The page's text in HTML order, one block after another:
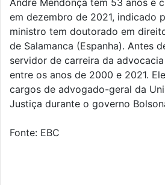
em dezembro de 2021, indicado
ministro tem doutorado em
de Salamanca (Espanha). Antes
servidor de carreira da
entre os anos de 2000 e 2021.
cargos de advogado-geral da
Justiça durante o governo
Fonte: EBC